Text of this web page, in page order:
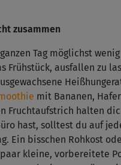
zusammen
Tag möglichst
Frühstück, ausfallen zu
mit Bananen,
Fruchtaufstrich halten
hast, solltest du auf
Ein bisschen Rohkost
kleine, vorbereitete